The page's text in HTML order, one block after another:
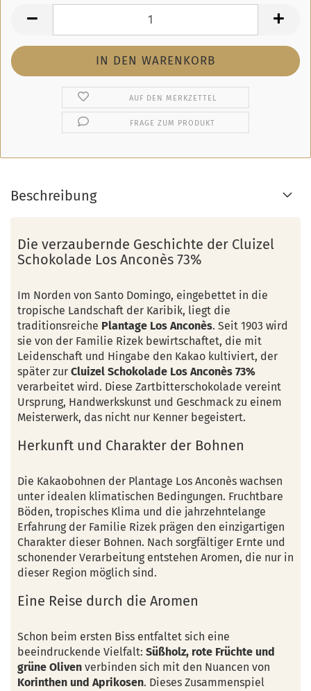
AUF DEN MERKZETTEL
FRAGE ZUM PRODUKT
Beschreibung
Die verzaubernde Geschichte der Cluizel
Schokolade Los Anconès 73%
Im Norden von Santo Domingo, eingebettet in die
tropische Landschaft der Karibik, liegt die
traditionsreiche Plantage Los Anconès. Seit 1903 wird
sie von der Familie Rizek bewirtschaftet, die mit
Leidenschaft und Hingabe den Kakao kultiviert, der
später zur Cluizel Schokolade Los Anconès 73%
verarbeitet wird. Diese Zartbitterschokolade vereint
Ursprung, Handwerkskunst und Geschmack zu einem
Meisterwerk, das nicht nur Kenner begeistert.
Herkunft und Charakter der Bohnen
Die Kakaobohnen der Plantage Los Anconès wachsen
unter idealen klimatischen Bedingungen. Fruchtbare
Böden, tropisches Klima und die jahrzehntelange
Erfahrung der Familie Rizek prägen den einzigartigen
Charakter dieser Bohnen. Nach sorgfältiger Ernte und
schonender Verarbeitung entstehen Aromen, die nur in
dieser Region möglich sind.
Eine Reise durch die Aromen
Schon beim ersten Biss entfaltet sich eine
beeindruckende Vielfalt: Süßholz, rote Früchte und
grüne Oliven verbinden sich mit den Nuancen von
Korinthen und Aprikosen. Dieses Zusammenspiel